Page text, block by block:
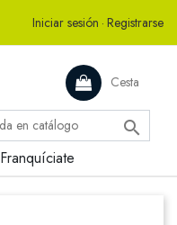
Iniciar sesión · Registrarse
Cesta

Franquíciate